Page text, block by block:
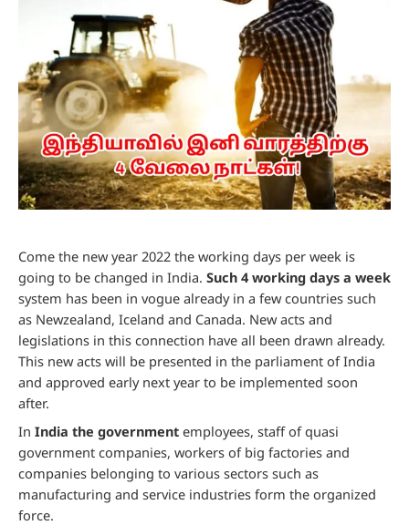
Come the new year 2022 the working days per week is
going to be changed in India. Such 4 working days a week
system has been in vogue already in a few countries such
as Newzealand, Iceland and Canada. New acts and
legislations in this connection have all been drawn already.
This new acts will be presented in the parliament of India
and approved early next year to be implemented soon
after.
In India the government employees, staff of quasi
government companies, workers of big factories and
companies belonging to various sectors such as
manufacturing and service industries form the organized
force.